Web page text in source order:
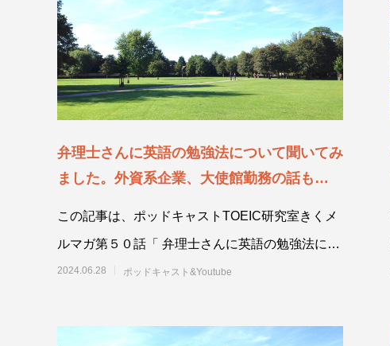
弁理士さんに英語の勉強法について聞いてみ
ました。外資系企業、大使館勤務の話も【英
この記事は、ポッドキャストTOEIC研究室きくメ
ルマガ第５０話「 弁理士さんに英語の勉強法につ
いて聞いてみました。外資系企業、大使館勤務の
2024.06.28 ポッドキャスト&Youtube